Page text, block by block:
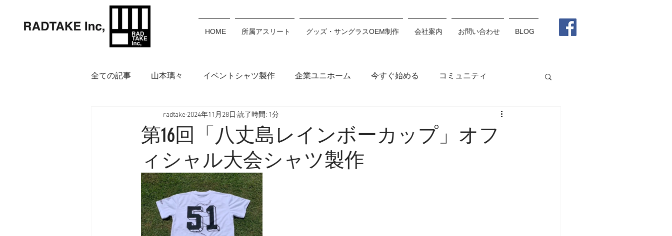
HOME 所属アスリート グッズ・サングラスOEM制作 会社案内 お問い合わせ BLOG
全ての記事 山本璃々 イベントシャツ製作 企業ユニホーム 今すぐ始める コミュニティ
野中美波 鈴木穂波 浅沼妃莉 メガネ
インフォメーション 川瀬心那 白井翔 佐藤利希
福田カポノ瑳介 大橋空奈
第16回「八丈島レインボーカップ」オフ
ィシャル大会シャツ製作
radtake 2024年11月28日 読了時間: 1分